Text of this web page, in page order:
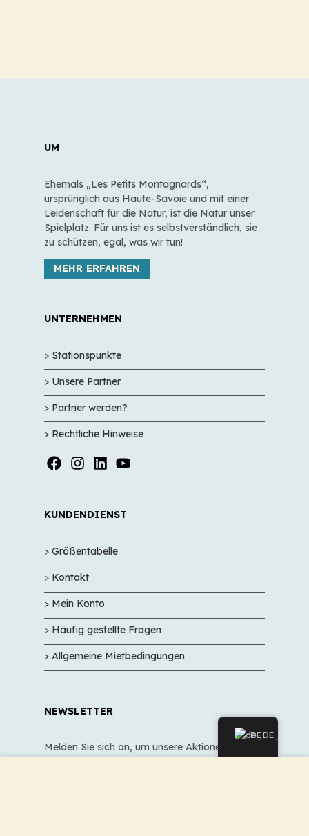
UM
Ehemals „Les Petits Montagnards“,
ursprünglich aus Haute-Savoie und mit einer
Leidenschaft für die Natur, ist die Natur unser
Spielplatz. Für uns ist es selbstverständlich, sie
zu schützen, egal, was wir tun!
MEHR ERFAHREN
UNTERNEHMEN
> Stationspunkte
> Unsere Partner
> Partner werden?
> Rechtliche Hinweise
KUNDENDIENST
> Größentabelle
> Kontakt
> Mein Konto
> Häufig gestellte Fragen
> Allgemeine Mietbedingungen
NEWSLETTER
Melden Sie sich an, um unsere Aktionen und
DE